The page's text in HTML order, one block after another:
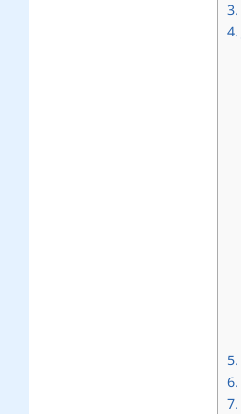
3.
4.
5.
6.
7.